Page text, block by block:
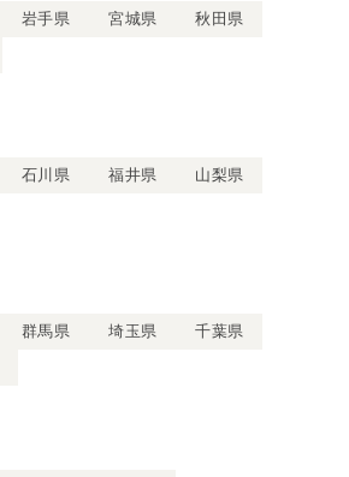
岩手県 宮城県
秋田県
石川県 福井県
山梨県
群馬県 埼玉県
千葉県